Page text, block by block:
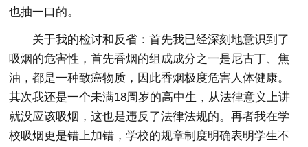
也抽一口的。
关于我的检讨和反省：首先我已经深刻地意识到了
吸烟的危害性，首先香烟的组成成分之一是尼古丁、焦
油，都是一种致癌物质，因此香烟极度危害人体健康。
其次我还是一个未满18周岁的高中生，从法律意义上讲
就没应该吸烟，这也是违反了法律法规的。再者我在学
校吸烟更是错上加错，学校的规章制度明确表明学生不